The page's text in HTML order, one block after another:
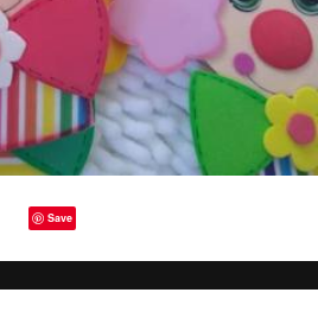
Save